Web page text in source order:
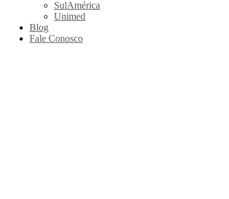
SulAmérica
Unimed
Blog
Fale Conosco